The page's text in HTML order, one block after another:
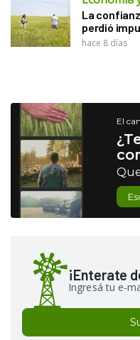
La
perdió
hace 8 días
El
¡Enterate
Ingresá tu e-